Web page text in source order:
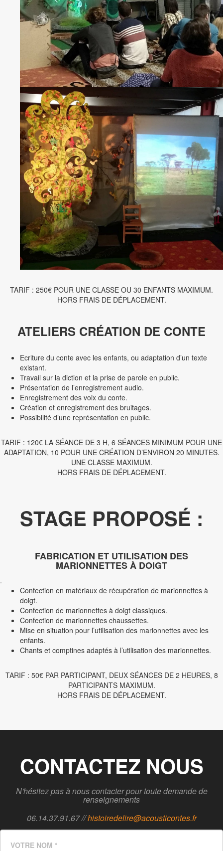
TARIF : 250€ POUR UNE CLASSE OU 30 ENFANTS MAXIMUM.
HORS FRAIS DE DÉPLACEMENT.
ATELIERS CRÉATION DE CONTE
Ecriture du conte avec les enfants, ou adaptation d’un texte
existant.
Travail sur la diction et la prise de parole en public.
Présentation de l’enregistrement audio.
Enregistrement des voix du conte.
Création et enregistrement des bruitages.
Possibilité d’une représentation en public.
TARIF : 120€ LA SÉANCE DE 3 H, 6 SÉANCES MINIMUM POUR UNE
ADAPTATION, 10 POUR UNE CRÉATION D’ENVIRON 20 MINUTES.
UNE CLASSE MAXIMUM.
HORS FRAIS DE DÉPLACEMENT.
STAGE PROPOSÉ :
FABRICATION ET UTILISATION DES
MARIONNETTES À DOIGT
.
Confection en matériaux de récupération de marionnettes à
doigt.
Confection de marionnettes à doigt classiques.
Confection de marionnettes chaussettes.
Mise en situation pour l’utilisation des marionnettes avec les
enfants.
Chants et comptines adaptés à l’utilisation des marionnettes.
TARIF : 50€ PAR PARTICIPANT, DEUX SÉANCES DE 2 HEURES, 8
PARTICIPANTS MAXIMUM.
HORS FRAIS DE DÉPLACEMENT.
CONTACTEZ NOUS
N'hésitez pas à nous contacter pour toute demande de
renseignements
06.14.37.91.67 //histoiredelire@acousticontes.fr